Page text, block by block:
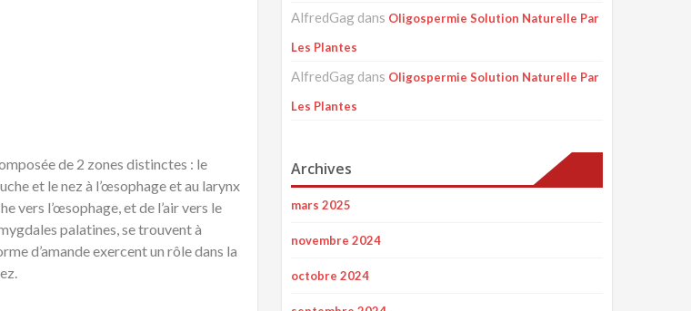
de 2 zones distinctes : le
et le nez à l’œsophage et au larynx
vers l’œsophage, et de l’air vers le
palatines, se trouvent à
d’amande exercent un rôle dans la
AlfredGag dans Oligospermie Solution Naturelle Par
Les Plantes
AlfredGag dans Oligospermie Solution Naturelle Par
Les Plantes
Archives
mars 2025
novembre 2024
octobre 2024